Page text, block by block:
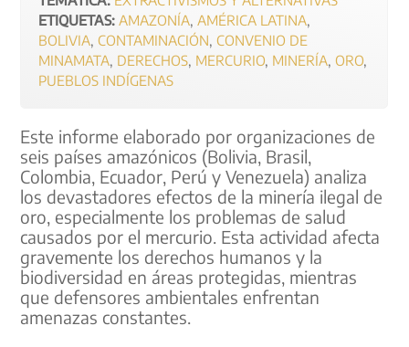
ETIQUETAS: AMAZONÍA,AMÉRICA LATINA,
BOLIVIA,CONTAMINACIÓN,CONVENIO DE
MINAMATA, DERECHOS, MERCURIO, MINERÍA,ORO,
PUEBLOS INDÍGENAS
Este informe elaborado por organizaciones de
seis países amazónicos (Bolivia, Brasil,
Colombia, Ecuador, Perú y Venezuela) analiza
los devastadores efectos de la minería ilegal de
oro, especialmente los problemas de salud
causados por el mercurio. Esta actividad afecta
gravemente los derechos humanos y la
biodiversidad en áreas protegidas, mientras
que defensores ambientales enfrentan
amenazas constantes.